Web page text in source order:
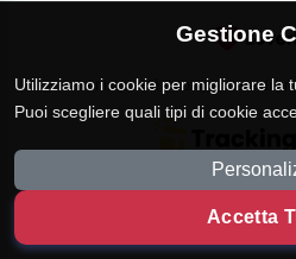
Loverlist.com è il comparatore di
Gestione
Utilizziamo i cookie per migliorare la
Puoi scegliere quali tipi di cookie
Accetta